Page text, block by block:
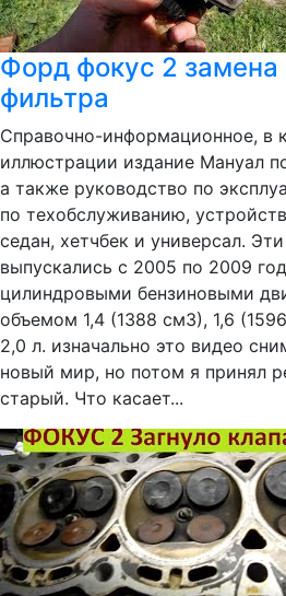
Форд фокус 2 замена
фильтра
Справочно-информационное, в
иллюстрации издание Мануал
а также руководство по
по техобслуживанию,
седан, хетчбек и универсал.
выпускались с 2005 по 2009
цилиндровыми бензиновыми
объемом 1,4 (1388 см3), 1,6
2,0 л. изначально это видео
новый мир, но потом я принял
старый. Что касает...